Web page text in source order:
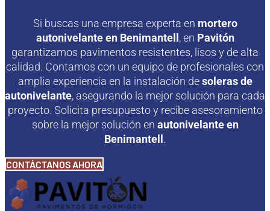
Si buscas una empresa experta en mortero
autonivelante en Benimantell , en Pavitón
garantizamos pavimentos resistentes, lisos y de alta
calidad. Contamos con un equipo de profesionales con
amplia experiencia en la instalación de soleras de
autonivelante, asegurando la mejor solución para cada
proyecto. Solicita presupuesto y recibe asesoramiento
sobre la mejor solución en autonivelante en
Benimantell .
CONTÁCTANOS AHORA